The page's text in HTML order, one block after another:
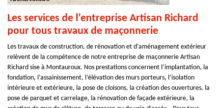
Les services de l’entreprise Artisan Richard
pour tous travaux de maçonnerie
Les travaux de construction, de rénovation et d’aménagement extérieur
relèvent de la compétence de notre entreprise de maçonnerie Artisan
Richard sise à Montauroux. Nos prestations concernent l’implantation, la
fondation, l’assainissement, l’élévation des murs porteurs, l’isolation
intérieure et extérieure, la pose de cloisons, la création des ouvertures, la
pose de parquet et carrelage, la rénovation de façade extérieure, la